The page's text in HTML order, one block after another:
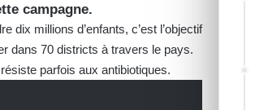
campagne.
dix millions d’enfants, c’est l’objectif
dans 70 districts à travers le pays.
parfois aux antibiotiques.